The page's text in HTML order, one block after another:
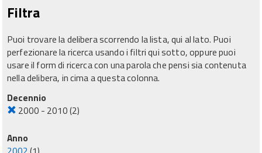
Filtra
Puoi trovare la delibera scorrendo la lista, qui al lato. Puoi
perfezionare la ricerca usando i filtri qui sotto, oppure puoi
usare il form di ricerca con una parola che pensi sia contenuta
nella delibera, in cima a questa colonna.
Decennio
2000 - 2010(2)
Anno